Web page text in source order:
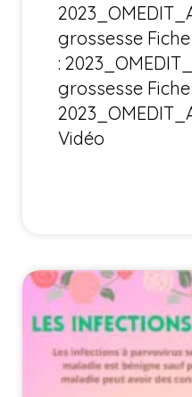
grossesse
:
grossesse
Vidéo